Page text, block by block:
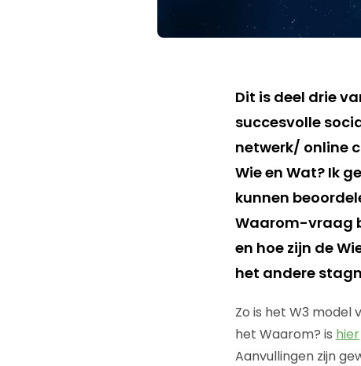
Dit is deel drie
succesvolle
netwerk/ online
Wie en Wat? Ik
kunnen
Waarom-vraag
en hoe zijn de
het andere
Zo is het W3 model
het Waarom? is hier
Aanvullingen zijn